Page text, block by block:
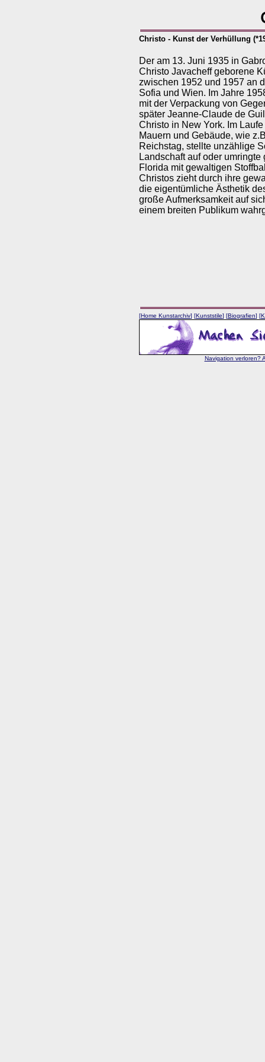
Christo - Kunst der Verhüllung
Der am 13. Juni 1935 in
Christo Javacheff geborene
zwischen 1952 und 1957 an
Sofia und Wien. Im Jahre
mit der Verpackung von
später Jeanne-Claude de
Christo in New York. Im
Mauern und Gebäude, wie
Reichstag, stellte unzählige
Landschaft auf oder umringte
Florida mit gewaltigen
Christos zieht durch ihre
die eigentümliche Ästhetik
große Aufmerksamkeit auf
einem breiten Publikum
[Home Kunstarchiv] [Kunststile] [Biografien] [
Navigation verloren?